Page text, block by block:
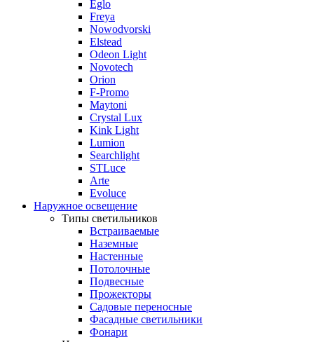
Eglo
Freya
Nowodvorski
Elstead
Odeon Light
Novotech
Orion
F-Promo
Maytoni
Crystal Lux
Kink Light
Lumion
Searchlight
STLuce
Arte
Evoluce
Наружное освещение
Типы светильников
Встраиваемые
Наземные
Настенные
Потолочные
Подвесные
Прожекторы
Садовые переносные
Фасадные светильники
Фонари